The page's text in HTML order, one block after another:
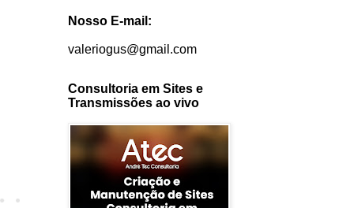
Nosso E-mail:
valeriogus@gmail.com
Consultoria em Sites e
Transmissões ao vivo